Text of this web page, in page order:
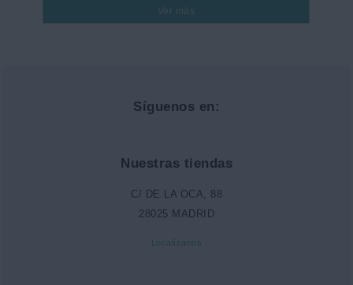
Ver más
Síguenos en:
Nuestras tiendas
C/ DE LA OCA, 88
28025 MADRID
Localízanos